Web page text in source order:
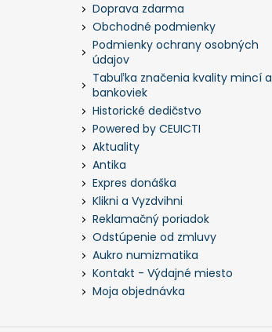
Doprava zdarma
Obchodné podmienky
Podmienky ochrany osobných
údajov
Tabuľka značenia kvality mincí a
bankoviek
Historické dedičstvo
Powered by CEUICTI
Aktuality
Antika
Expres donáška
Klikni a Vyzdvihni
Reklamačný poriadok
Odstúpenie od zmluvy
Aukro numizmatika
Kontakt - Výdajné miesto
Moja objednávka